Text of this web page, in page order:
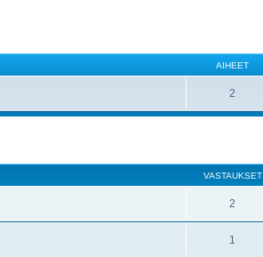
AIHEET
2
VASTAUKSET
2
1